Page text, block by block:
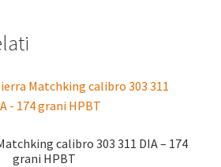
calibro 303 311 DIA – 174
grani HPBT